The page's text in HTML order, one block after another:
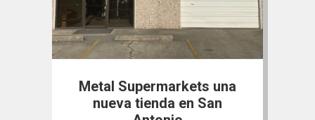
Metal Supermarkets una
nueva tienda en San